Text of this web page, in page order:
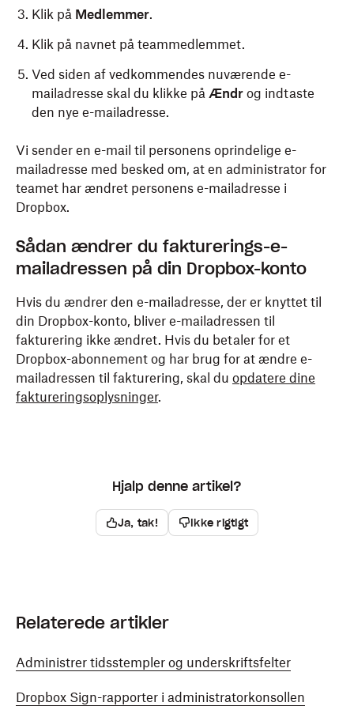
Klik på Medlemmer.
Klik på navnet på teammedlemmet.
Ved siden af vedkommendes nuværende e-
mailadresse skal du klikke på Ændr og indtaste
den nye e-mailadresse.
Vi sender en e-mail til personens oprindelige e-
mailadresse med besked om, at en administrator for
teamet har ændret personens e-mailadresse i
Dropbox.
Sådan ændrer du fakturerings-e-
mailadressen på din Dropbox-konto
Hvis du ændrer den e-mailadresse, der er knyttet til
din Dropbox-konto, bliver e-mailadressen til
fakturering ikke ændret. Hvis du betaler for et
Dropbox-abonnement og har brug for at ændre e-
mailadressen til fakturering, skal du opdatere dine
faktureringsoplysninger.
Hjalp denne artikel?
Ja, tak! Ikke rigtigt
Relaterede artikler
Administrer tidsstempler og underskriftsfelter
Dropbox Sign-rapporter i administratorkonsollen